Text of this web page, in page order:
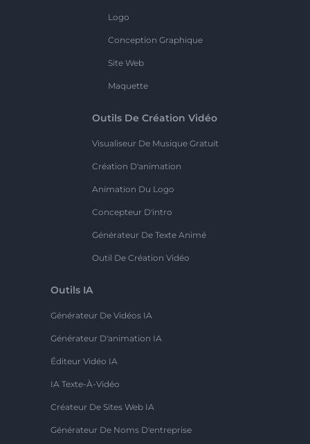
Logo
Conception Graphique
Site Web
Maquette
Outils De Création Vidéo
Visualiseur De Musique Gratuit
Création D'animation
Animation Du Logo
Concepteur D'intro
Générateur De Texte Animé
Outil De Création Vidéo
Outils IA
Générateur De Vidéos IA
Générateur D'animation IA
Éditeur Vidéo IA
IA Texte-À-Vidéo
Créateur De Sites Web IA
Générateur De Noms D'entreprise